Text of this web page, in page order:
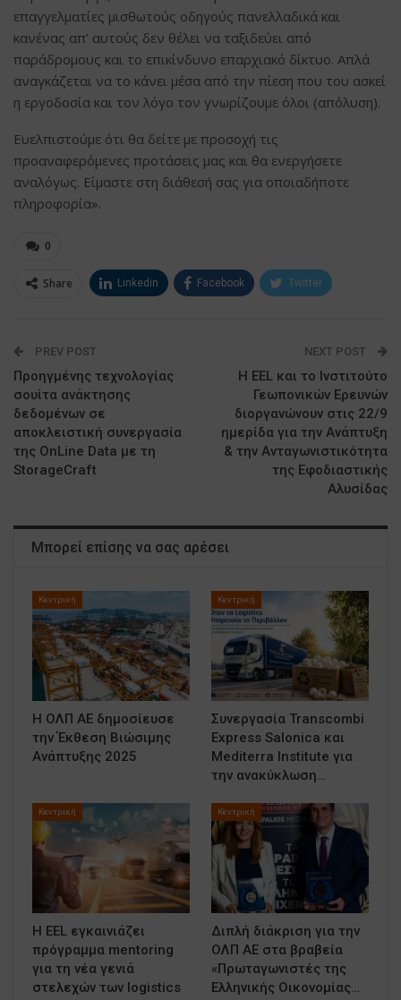
επαγγελματίες μισθωτούς οδηγούς πανελλαδικά και
κανένας απ’ αυτούς δεν θέλει να ταξιδεύει από
παράδρομους και το επικίνδυνο επαρχιακό δίκτυο. Απλά
αναγκάζεται να το κάνει μέσα από την πίεση που του ασκεί
η εργοδοσία και τον λόγο τον γνωρίζουμε όλοι (απόλυση).
Ευελπιστούμε ότι θα δείτε με προσοχή τις
προαναφερόμενες προτάσεις μας και θα ενεργήσετε
αναλόγως. Είμαστε στη διάθεσή σας για οποιαδήποτε
πληροφορία».
0
Share Linkedin Facebook Twitter
PREV POST
Προηγμένης τεχνολογίας
σουίτα ανάκτησης
δεδομένων σε
αποκλειστική συνεργασία
της OnLine Data με τη
StorageCraft
NEXT POST
Η EEL και το Ινστιτούτο
Γεωπονικών Ερευνών
διοργανώνουν στις 22/9
ημερίδα για την Ανάπτυξη
& την Ανταγωνιστικότητα
της Εφοδιαστικής
Αλυσίδας
Μπορεί επίσης να σας αρέσει
Κεντρική
Η ΟΛΠ ΑΕ δημοσίευσε
την Έκθεση Βιώσιμης
Ανάπτυξης 2025
Κεντρική
Συνεργασία Transcombi
Express Salonica και
Mediterra Institute για
την ανακύκλωση…
Κεντρική
Η ΕΕL εγκαινιάζει
πρόγραμμα mentoring
για τη νέα γενιά
στελεχών των logistics
Κεντρική
Διπλή διάκριση για την
ΟΛΠ ΑΕ στα βραβεία
«Πρωταγωνιστές της
Ελληνικής Οικονομίας…